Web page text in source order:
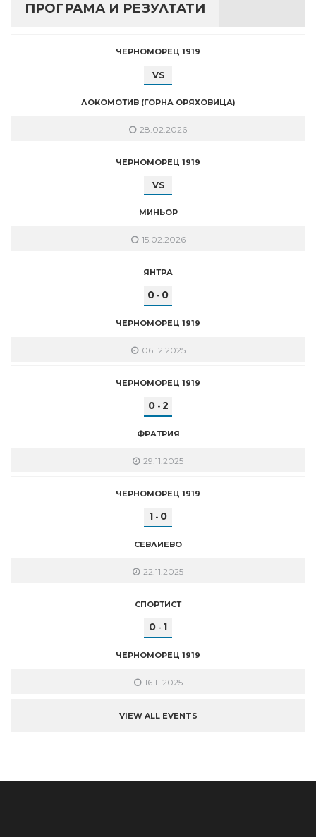
ПРОГРАМА И РЕЗУЛТАТИ
ЧЕРНОМОРЕЦ 1919
VS
ЛОКОМОТИВ (ГОРНА ОРЯХОВИЦА)
28.02.2026
ЧЕРНОМОРЕЦ 1919
VS
МИНЬОР
15.02.2026
ЯНТРА
0 - 0
ЧЕРНОМОРЕЦ 1919
06.12.2025
ЧЕРНОМОРЕЦ 1919
0- 2
ФРАТРИЯ
29.11.2025
ЧЕРНОМОРЕЦ 1919
1 - 0
СЕВЛИЕВО
22.11.2025
СПОРТИСТ
0 - 1
ЧЕРНОМОРЕЦ 1919
16.11.2025
VIEW ALL EVENTS